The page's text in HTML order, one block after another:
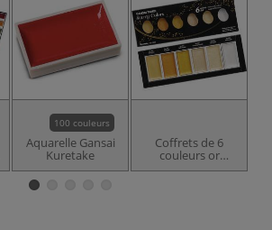
100 couleurs
Aquarelle Gansai
Kuretake
Coffrets de 6
couleurs or
Gansai Kuretake